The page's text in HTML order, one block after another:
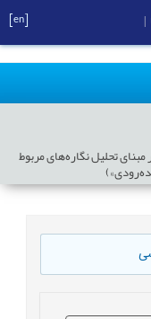
تحلیل نگاره‌های مربوط